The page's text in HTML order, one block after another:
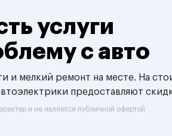
услуги
с авто
и мелкий ремонт на месте. На
предоставляют
и не является публичной офертой